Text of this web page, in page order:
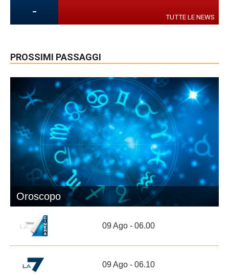
- TUTTE LE NEWS
PROSSIMI PASSAGGI
Oroscopo
09 Ago - 06.00
09 Ago - 06.10